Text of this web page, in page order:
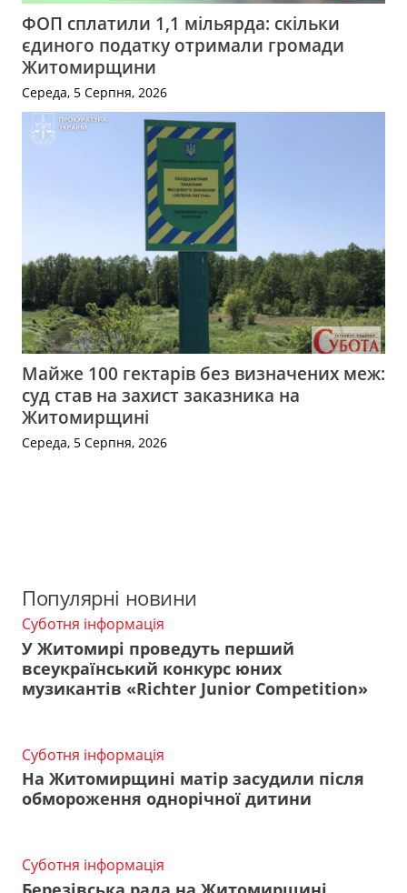
ФОП сплатили 1,1 мільярда: скільки
єдиного податку отримали громади
Житомирщини
Середа, 5 Серпня, 2026
Майже 100 гектарів без визначених меж:
суд став на захист заказника на
Житомирщині
Середа, 5 Серпня, 2026
Популярні новини
Суботня інформація
У Житомирі проведуть перший
всеукраїнський конкурс юних
музикантів «Richter Junior Competition»
Суботня інформація
На Житомирщині матір засудили після
обмороження однорічної дитини
Суботня інформація